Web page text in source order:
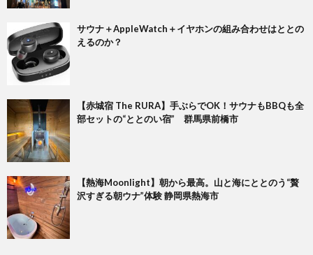
サウナ＋AppleWatch＋イヤホンの組み合わせはととの
えるのか？
【赤城宿 The RURA】手ぶらでOK！サウナもBBQも全
部セットの“ととのい宿” 群馬県前橋市
【熱海Moonlight】朝から最高。山と海にととのう“贅
沢すぎる朝ウナ”体験 静岡県熱海市